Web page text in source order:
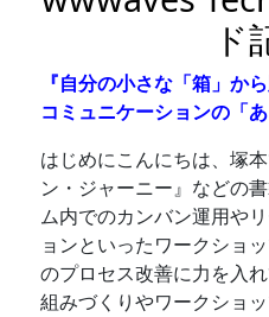
ド
『自分の小さな「箱」か
コミュニケーションの「
はじめにこんにちは、塚
ン・ジャーニー』などの
ム内でのカンバン運用や
ョンといったワークショ
のプロセス改善に力を入
組みづくりやワークショ